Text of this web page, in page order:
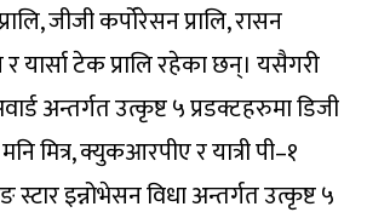
जीजी कर्पोरेसन प्रालि, रासन
र यार्सा टेक प्रालि रहेका छन्। यसैगरी
अन्तर्गत उत्कृष्ट ५ प्रडक्टहरुमा डिजी
मित्र, क्युकआरपीए र यात्री पी–१
इन्नोभेसन विधा अन्तर्गत उत्कृष्ट ५